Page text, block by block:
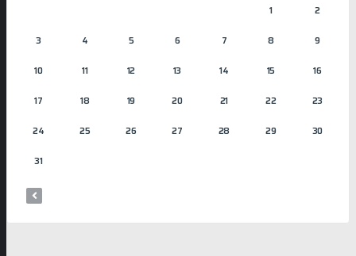
1 2
3 4 5 6 7 8 9
10 11 12 13 14 15 16
17 18 19 20 21 22 23
24 25 26 27 28 29 30
31